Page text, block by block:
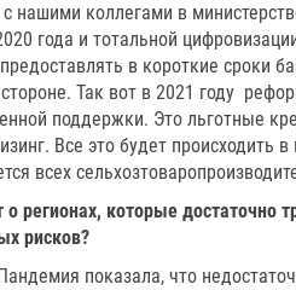
нашими коллегами в
года и тотальной
в короткие сроки
Так вот в 2021 году
поддержки. Это льготные
Все это будет происходить
всех
о регионах, которые достаточно
рисков?
показала, что